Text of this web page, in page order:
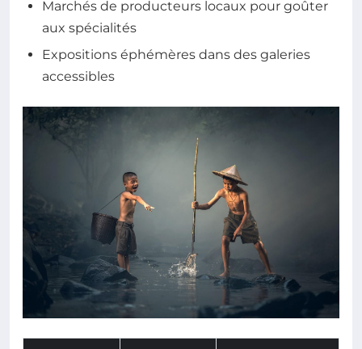
Marchés de producteurs locaux pour goûter
aux spécialités
Expositions éphémères dans des galeries
accessibles